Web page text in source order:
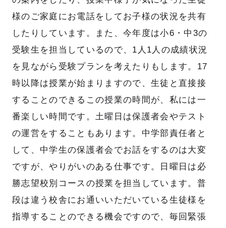
様のご家庭にお電話をしてお子様の状況を共有
したりしています。また、今年度は小6・中3の
受験生を担当しているので、1人1人の成績状況
を見ながら受験プランを考えたりもします。17
時以降は授業が始まりますので、生徒と直接接
することのできるこの授業の時間が、私には一
番楽しい時間です。土曜日は保護者会やテスト
の運営をすることもあります。中学部責任者と
して、中学生の保護者会でお話をするのは大変
ですが、やりがいのある仕事です。日曜日は必
勝志望校別コースの授業を担当しています。普
段は違う校舎にお通いいただいている生徒様を
指導することのできる機会ですので、毎回緊張